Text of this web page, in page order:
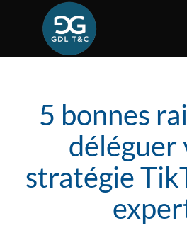
5 bonnes
déléguer
stratégie